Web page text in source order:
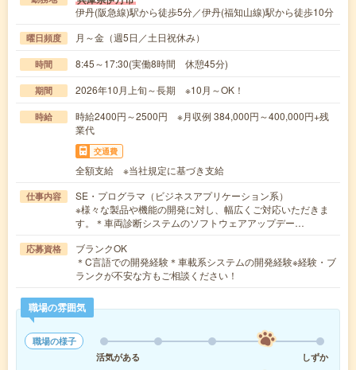
伊丹(阪急線)駅から徒歩5分／伊丹(福知山線)駅から徒歩10分
曜日頻度 月～金（週5日／土日祝休み）
時間 8:45～17:30(実働8時間 休憩45分)
期間 2026年10月上旬～長期 ※10月～OK！
時給
時給2400円～2500円 ※月収例 384,000円～400,000円+残
業代
交通費
全額支給 ※当社規定に基づき支給
仕事内容
SE・プログラマ（ビジネスアプリケーション系）
※様々な製品や機能の開発に対し、幅広くご対応いただきま
す。＊車両診断システムのソフトウェアアップデー…
応募資格
ブランクOK
＊C言語での開発経験＊車載系システムの開発経験※経験・ブ
ランクが不安な方もご相談ください！
職場の雰囲気
職場の様子
活気がある
しずか